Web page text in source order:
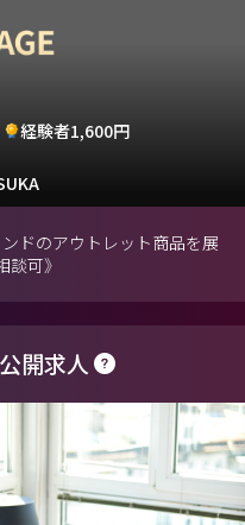
経験者1,600円
ドのアウトレット商品を展
可》
開求人